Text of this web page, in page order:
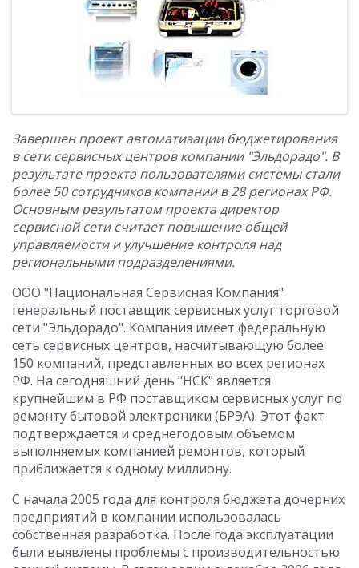
Завершен проект автоматизации бюджетирования
в сети сервисных центров компании "Эльдорадо". В
результате проекта пользователями системы стали
более 50 сотрудников компании в 28 регионах РФ.
Основным результатом проекта директор
сервисной сети считает повышение общей
управляемости и улучшение контроля над
региональными подразделениями.
ООО "Национальная Сервисная Компания"
генеральный поставщик сервисных услуг торговой
сети "Эльдорадо". Компания имеет федеральную
сеть сервисных центров, насчитывающую более
150 компаний, представленных во всех регионах
РФ. На сегодняшний день "НСК" является
крупнейшим в РФ поставщиком сервисных услуг по
ремонту бытовой электроники (БРЭА). Этот факт
подтверждается и среднегодовым объемом
выполняемых компанией ремонтов, который
приближается к одному миллиону.
С начала 2005 года для контроля бюджета дочерних
предприятий в компании использовалась
собственная разработка. После года эксплуатации
были выявлены проблемы с производительностью